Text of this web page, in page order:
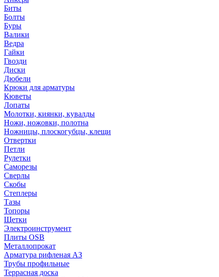
Биты
Болты
Буры
Валики
Ведра
Гайки
Гвозди
Диски
Дюбели
Крюки для арматуры
Кюветы
Лопаты
Молотки, киянки, кувалды
Ножи, ножовки, полотна
Ножницы, плоскогубцы, клещи
Отвертки
Петли
Рулетки
Саморезы
Сверлы
Скобы
Степлеры
Тазы
Топоры
Щетки
Электроинструмент
Плиты OSB
Металлопрокат
Арматура рифленая АЗ
Трубы профильные
Террасная доска